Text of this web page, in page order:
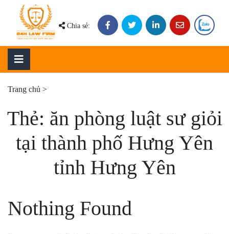
content
Chia sẻ:
Trang chủ >
Thẻ: ăn phòng luật sư giỏi
tại thành phố Hưng Yên
tỉnh Hưng Yên
Nothing Found